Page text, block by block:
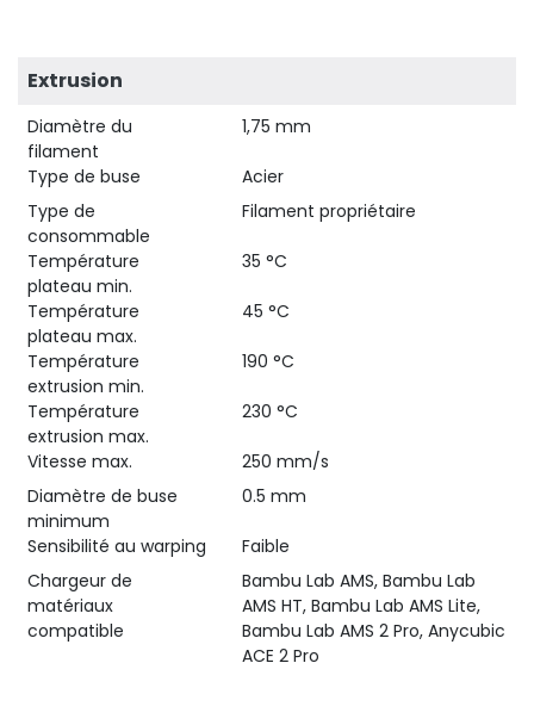
Extrusion
Diamètre du
filament
1,75 mm
Type de buse
Acier
Type de
consommable
Filament propriétaire
Température
plateau min.
35 °C
Température
plateau max.
45 °C
Température
extrusion min.
190 °C
Température
extrusion max.
230 °C
Vitesse max.
250 mm/s
Diamètre de buse
minimum
0.5 mm
Sensibilité au warping
Faible
Chargeur de
matériaux
compatible
Bambu Lab AMS, Bambu Lab
AMS HT, Bambu Lab AMS Lite,
Bambu Lab AMS 2 Pro, Anycubic
ACE 2 Pro